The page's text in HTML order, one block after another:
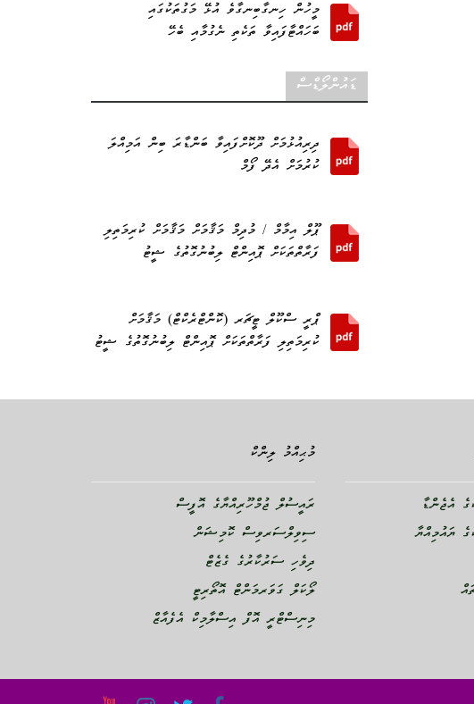
މީހުން ހިނގާބިނގާވެ އުޅޭ މަގުތަކުގައި
ބަހައްޓާފައިވާ ތަކެތި ނެގުމާއި ބެހޭ
ޑައުންލޯޑްސް
ދިރިއުޅުމަށް ދޫކޮށްފައިވާ ބަންޑާރަ ބިން އަމިއްލަ
ކުރުމަށް އެދޭ ފޯމް
ޕޫލް އިމާމް / މުދިމް މަޤާމަށް މަޤާމަށް ކުރިމަތިލި
ފަރާތްތަކަށް ޕޮއިންޓް ލިބުނުގޮތުގެ ޝީޓު
ޕްރީ ސްކޫލް ޓީޗަރ (ކޮންޓްރެކްޓް) މަޤާމަށް
ކުރިމަތިލި ފަރާތްތަކަށް ޕޮއިންޓް ލިބުނުގޮތުގެ ޝީޓު
މުޙިއްމު ލިންކް
ރައީސުލް ޖުމްހޫރިއްޔާގެ އޮފީސް
ސިވިލްސަރވިސް ކޮމިޝަން
ދިވެހި ސަރުކާރުގެ ގެޒެޓް
ލޯކަލް ގަވަރމަންޓް އޮތޯރިޓީ
މިނިސްޓްރީ އޮފް އިސްލާމިކް އެފެއާޒް
އެޖެންޑާ
ޔައުމިއްޔާ